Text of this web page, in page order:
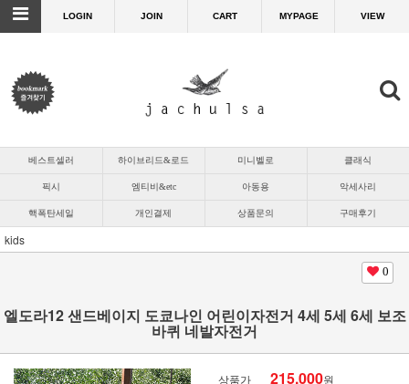
LOGIN JOIN CART MYPAGE VIEW
베스트셀러 하이브리드&로드 미니벨로 클래식
픽시 엠티비&etc 아동용 악세사리
핵폭탄세일 개인결제 상품문의 구매후기
kids
0
엘도라12 샌드베이지 도쿄나인 어린이자전거 4세 5세 6세 보조
바퀴 네발자전거
상품가 215,000원